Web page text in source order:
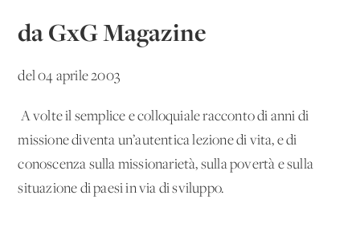
da GxG Magazine
del 04 aprile 2003
A volte il semplice e colloquiale racconto di anni di
missione diventa un’autentica lezione di vita, e di
conoscenza sulla missionarietà, sulla povertà e sulla
situazione di paesi in via di sviluppo.